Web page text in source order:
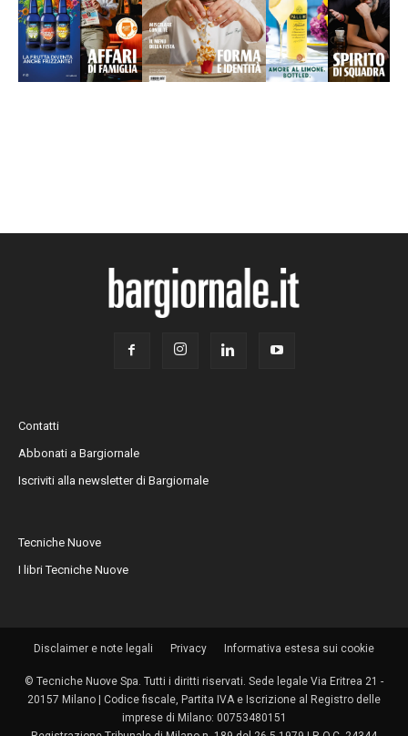
Contatti
Abbonati a Bargiornale
Iscriviti alla newsletter di Bargiornale
Tecniche Nuove
I libri Tecniche Nuove
Disclaimer e note legali Privacy Informativa estesa sui cookie
© Tecniche Nuove Spa. Tutti i diritti riservati. Sede legale Via Eritrea 21 -
20157 Milano | Codice fiscale, Partita IVA e Iscrizione al Registro delle
imprese di Milano: 00753480151